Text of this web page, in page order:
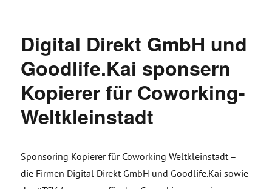
Digital Direkt GmbH und
Goodlife.Kai sponsern
Kopierer für Coworking-
Weltkleinstadt
Sponsoring Kopierer für Coworking Weltkleinstadt –
die Firmen Digital Direkt GmbH und Goodlife.Kai sowie